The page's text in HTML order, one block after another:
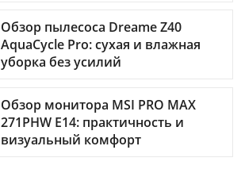
Обзор пылесоса Dreame Z40
AquaCycle Pro: сухая и влажная
уборка без усилий
Обзор монитора MSI PRO MAX
271PHW E14: практичность и
визуальный комфорт